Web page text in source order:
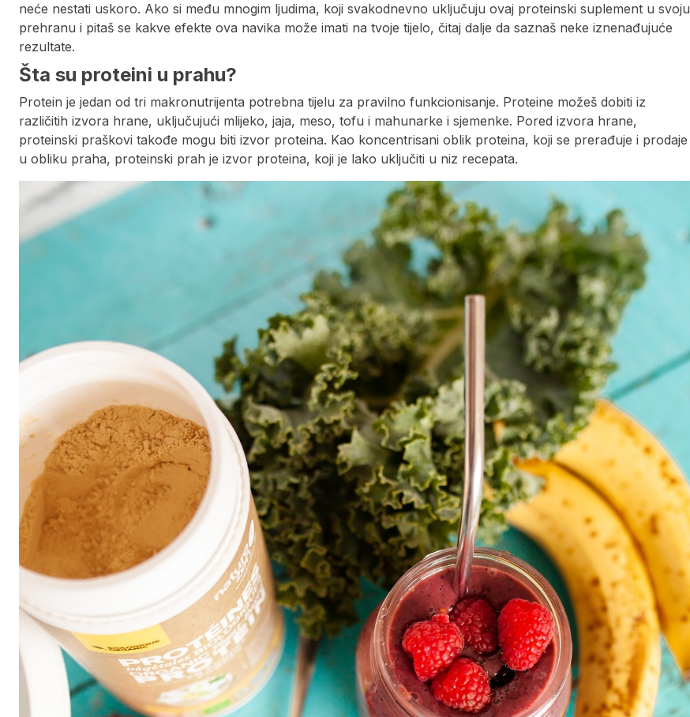
neće nestati uskoro. Ako si među mnogim ljudima, koji svakodnevno uključuju ovaj proteinski suplement u svoju
prehranu i pitaš se kakve efekte ova navika može imati na tvoje tijelo, čitaj dalje da saznaš neke iznenađujuće
rezultate.
Šta su proteini u prahu?
Protein je jedan od tri makronutrijenta potrebna tijelu za pravilno funkcionisanje. Proteine ​​možeš dobiti iz
različitih izvora hrane, uključujući mlijeko, jaja, meso, tofu i mahunarke i sjemenke. Pored izvora hrane,
proteinski praškovi takođe mogu biti izvor proteina. Kao koncentrisani oblik proteina, koji se prerađuje i prodaje
u obliku praha, proteinski prah je izvor proteina, koji je lako uključiti u niz recepata.